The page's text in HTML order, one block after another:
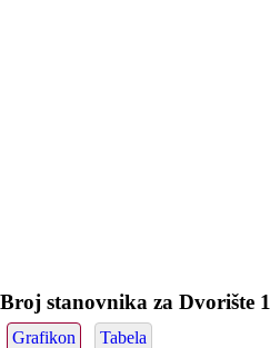
Broj stanovnika za Dvorište
Grafikon Tabela